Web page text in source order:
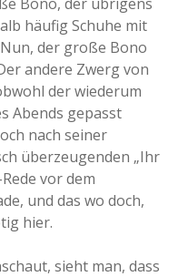
häufig Schuhe mit
der große Bono
andere Zwerg von
der wiederum
Abends gepasst
nach seiner
überzeugenden „Ihr
vor dem
und das wo doch,
hier.
sieht man, dass